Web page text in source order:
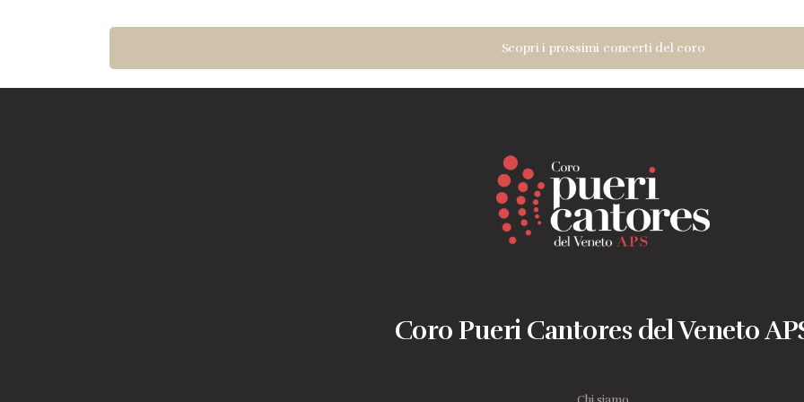
Scopri i prossimi concerti del coro
Coro Pueri Cantores del Veneto